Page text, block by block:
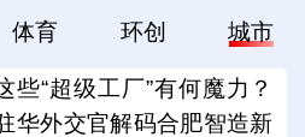
体育 环创 城市
些“超级工厂”有何魔力？
华外交官解码合肥智造新